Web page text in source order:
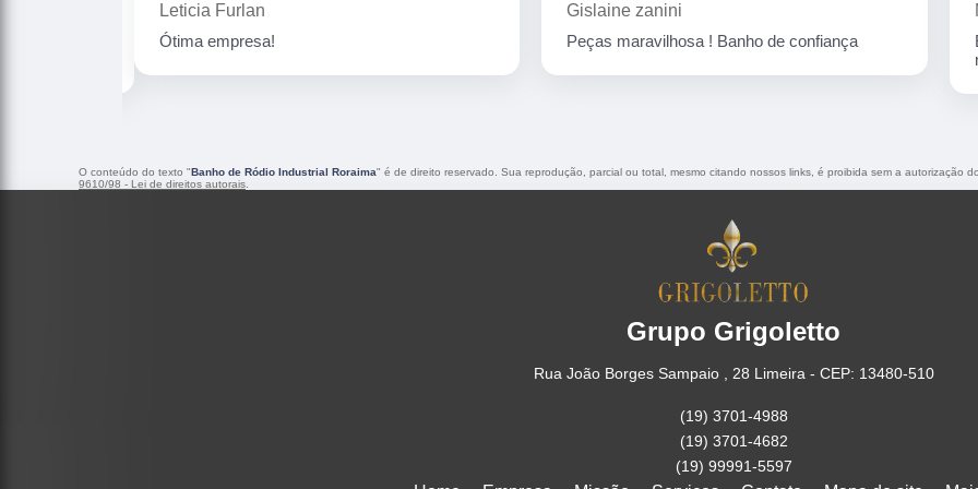
Gislaine zanini
Peças maravilhosa ! Banho de confiança
Marcelo Nicchio
Empresa corretíssima, banho de confiança
O conteúdo do texto "Banho de Ródio Industrial Roraima" é de direito reservado. Sua reprodução, parcial ou total, mesmo citando nossos links, é proibida sem a autorização
9610/98 - Lei de direitos autorais
Grupo Grigoletto
Rua João Borges Sampaio , 28 Limeira - CEP: 13480-510
(19) 3701-4988
(19) 3701-4682
(19) 99991-5597